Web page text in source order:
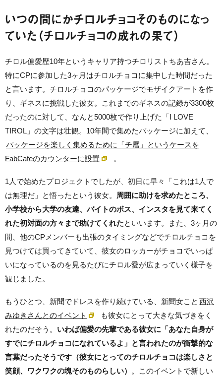
いつの間にかチロルチョコそのものになっ
ていた（チロルチョコの成れの果て）
チロル偏愛歴10年というキャリア持つチロリストちあ吉さん。
特にCPに参加した3ヶ月はチロルチョコに集中した時間だった
と言います。チロルチョコのパッケージでモザイクアートを作
り、ギネスに挑戦した彼女。これまでのギネスの記録が3300枚
だったのに対して、なんと5000枚で作り上げた「I LOVE
TIROL」の文字は壮観。10年間で集めたパッケージに加えて、
パッケージを楽しく集めるために「チ層」というケースを
FabCafeのカウンターに設置
。
1人で始めたプロジェクトでしたが、初日に早々「これは1人で
は無理だ」と悟ったという彼女。
周囲に助けを求めたところ、
小学校から大学の友達、バイトのボス、インスタを見て来てく
れた初対面の方々まで助けてくれたといいます。また、3ヶ月の
間、他のCPメンバーも出張のタイミングなどでチロルチョコを
見つけては買ってきていて、彼女のロッカーがチョコでいっぱ
いになっているのを見るたびにチロル愛が広まっていく様子を
観じました。
もうひとつ、新聞でドレスを作り続けている、新聞女こと 西沢
みゆきさんとのイベント
も彼女にとって大きな気づきをく
れたのだそう。 いわば偏愛の先輩である彼女に「あなた自身が
すでにチロルチョコになれているよ」と言われたのが衝撃的な
言葉だったそうです（彼女にとってのチロルチョコは楽しさと
笑顔、ワクワクの塊そのものらしい）
。このイベントで新しい